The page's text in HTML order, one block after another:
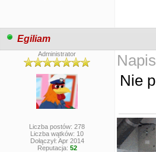
Egiliam
Administrator
Liczba postów: 278
Liczba wątków: 10
Dołączył: Apr 2014
Reputacja: 52
Nie